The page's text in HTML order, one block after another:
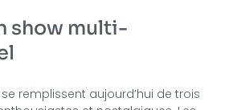
show multi-
remplissent aujourd’hui de trois